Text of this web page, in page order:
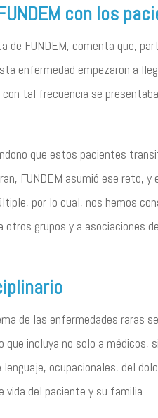
con los
de FUNDEM, comenta que,
enfermedad empezaron a
tal frecuencia se
que estos pacientes
FUNDEM asumió ese reto,
por lo cual, nos hemos
otros grupos y a asociaciones
de las enfermedades raras
que incluya no solo a
ocupacionales, del
vida del paciente y su familia.